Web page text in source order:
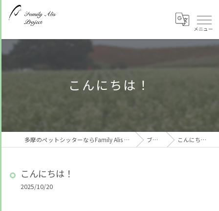
こんにちは！
多摩のペットシッターならFamily Alis Project ブログ こんにちは！
こんにちは！
2025/10/20